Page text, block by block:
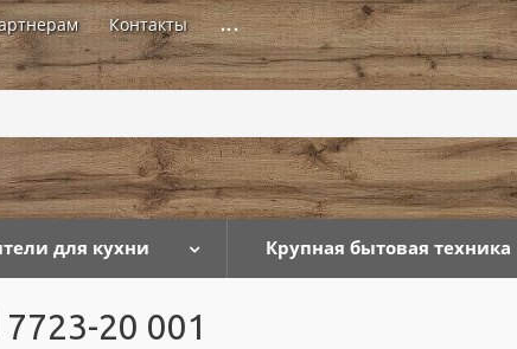
Контакты ...
для кухни Крупная бытовая техника
20 001